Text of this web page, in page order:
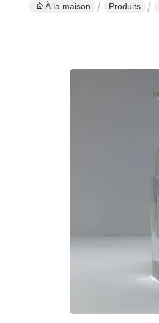
À la maison Produits